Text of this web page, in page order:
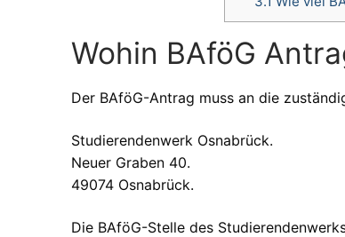
Wohin BAföG
Der BAföG-Antrag muss an die
Studierendenwerk Osnabrück.
Neuer Graben 40.
49074 Osnabrück.
Die BAföG-Stelle des